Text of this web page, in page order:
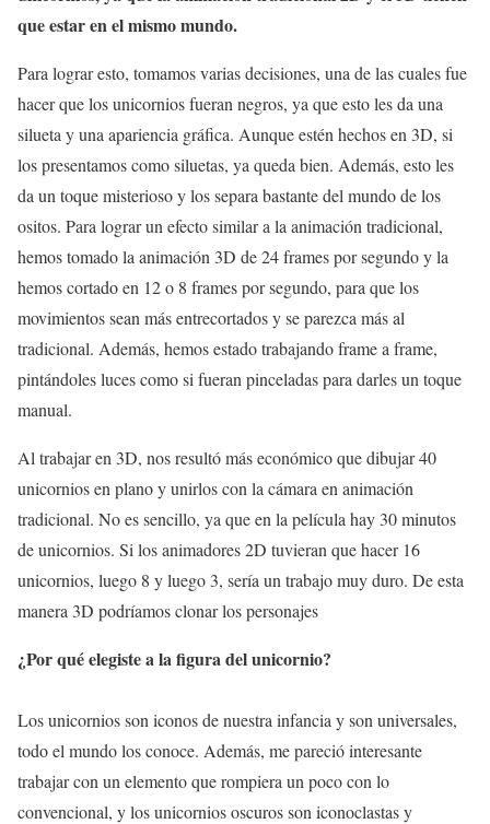
que estar en el mismo mundo.
Para lograr esto, tomamos varias decisiones, una de las cuales fue
hacer que los unicornios fueran negros, ya que esto les da una
silueta y una apariencia gráfica. Aunque estén hechos en 3D, si
los presentamos como siluetas, ya queda bien. Además, esto les
da un toque misterioso y los separa bastante del mundo de los
ositos. Para lograr un efecto similar a la animación tradicional,
hemos tomado la animación 3D de 24 frames por segundo y la
hemos cortado en 12 o 8 frames por segundo, para que los
movimientos sean más entrecortados y se parezca más al
tradicional. Además, hemos estado trabajando frame a frame,
pintándoles luces como si fueran pinceladas para darles un toque
manual.
Al trabajar en 3D, nos resultó más económico que dibujar 40
unicornios en plano y unirlos con la cámara en animación
tradicional. No es sencillo, ya que en la película hay 30 minutos
de unicornios. Si los animadores 2D tuvieran que hacer 16
unicornios, luego 8 y luego 3, sería un trabajo muy duro. De esta
manera 3D podríamos clonar los personajes
¿Por qué elegiste a la figura del unicornio?
Los unicornios son iconos de nuestra infancia y son universales,
todo el mundo los conoce. Además, me pareció interesante
trabajar con un elemento que rompiera un poco con lo
convencional, y los unicornios oscuros son iconoclastas y